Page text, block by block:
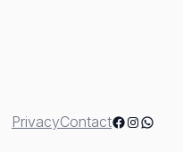
PrivacyContactFacebook